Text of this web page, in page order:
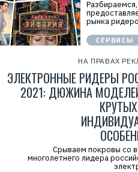
рынка
СЕРВИСЫ
НА ПРАВАХ
ЭЛЕКТРОННЫЕ РИДЕРЫ
2021: ДЮЖИНА
Срываем покровы со
многолетнего лидера